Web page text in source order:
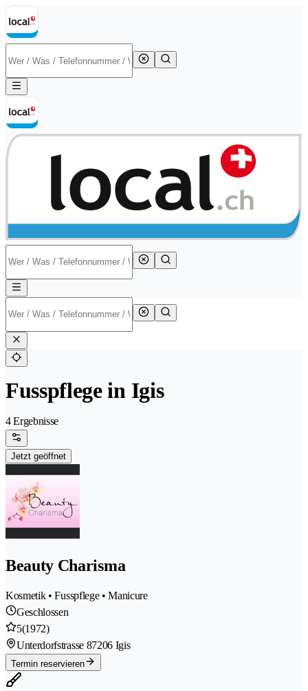
Fusspflege in Igis
4 Ergebnisse
Jetzt geöffnet
Beauty Charisma
Kosmetik • Fusspflege • Manicure
Geschlossen
5(1972)
Unterdorfstrasse 87206 Igis
Termin reservieren